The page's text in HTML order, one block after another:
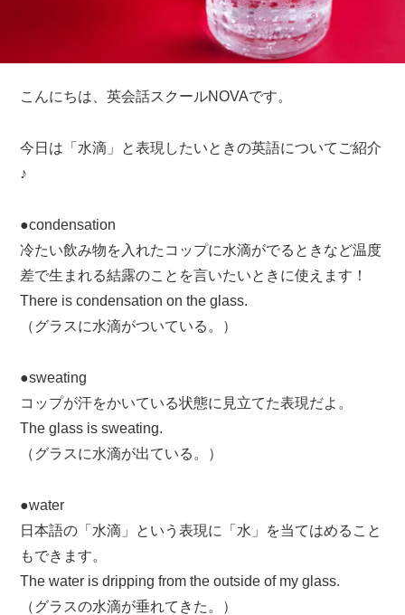
こんにちは、英会話スクールNOVAです。
今日は「水滴」と表現したいときの英語についてご紹介
♪
●condensation
冷たい飲み物を入れたコップに水滴がでるときなど温度
差で生まれる結露のことを言いたいときに使えます！
There is condensation on the glass.
（グラスに水滴がついている。）
●sweating
コップが汗をかいている状態に見立てた表現だよ。
The glass is sweating.
（グラスに水滴が出ている。）
●water
日本語の「水滴」という表現に「水」を当てはめること
もできます。
The water is dripping from the outside of my glass.
（グラスの水滴が垂れてきた。）